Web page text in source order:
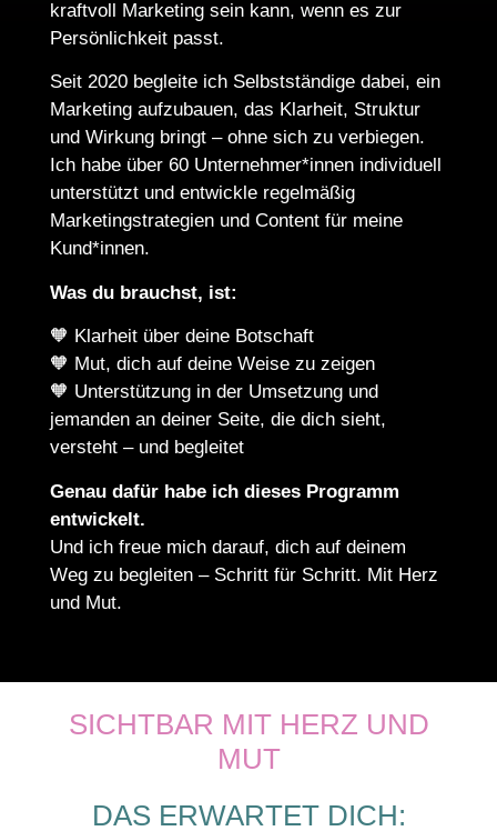
kraftvoll Marketing sein kann, wenn es zur
Persönlichkeit passt.
Seit 2020 begleite ich Selbstständige dabei, ein
Marketing aufzubauen, das Klarheit, Struktur
und Wirkung bringt – ohne sich zu verbiegen.
Ich habe über 60 Unternehmer*innen individuell
unterstützt und entwickle regelmäßig
Marketingstrategien und Content für meine
Kund*innen.
Was du brauchst, ist:
🧡 Klarheit über deine Botschaft
🧡 Mut, dich auf deine Weise zu zeigen
🧡 Unterstützung in der Umsetzung und
jemanden an deiner Seite, die dich sieht,
versteht – und begleitet
Genau dafür habe ich dieses Programm
entwickelt.
Und ich freue mich darauf, dich auf deinem
Weg zu begleiten – Schritt für Schritt. Mit Herz
und Mut.
SICHTBAR MIT HERZ UND
MUT
DAS ERWARTET DICH: